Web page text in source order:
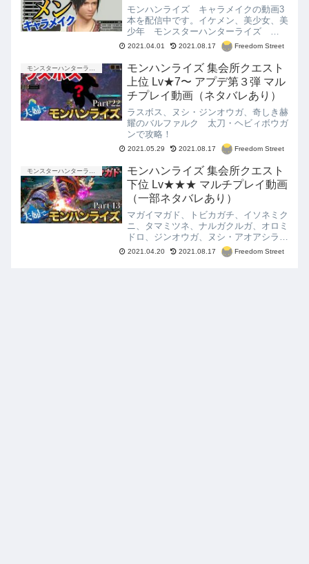
モンハンライズ キャラメイクの動画3
本を配信中です。イケメン、美少女、美
少年 モンスターハンターライズ
MHRise
2021.04.01 2021.08.17 Freedom Street
モンハンライズ 集会所クエスト
上位 Lv★7〜 アプデ第３弾 マル
チプレイ動画（ネタバレあり）
ラスボス、ヌシ・ジンオウガ、奇しき赫
耀のバルファルク 太刀・ヘビィボウガ
ンで攻略！
2021.05.29 2021.08.17 Freedom Street
モンハンライズ 集会所クエスト
下位 Lv★★★ マルチプレイ動画
（一部ネタバレあり）
マガイマガド、トビカガチ、イソネミク
ニ、タマミツネ、ナルガクルガ、オロミ
ドロ、ジンオウガ、ヌシ・アオアシラ、
百竜夜行 太刀・ヘビィボウガンで攻
2021.04.20 2021.08.17 Freedom Street